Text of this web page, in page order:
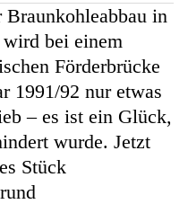
in
bei einem
Förderbrücke
1991/92 nur etwas
– es ist ein Glück,
wurde. Jetzt
Stück